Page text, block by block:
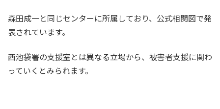
森田成一と同じセンターに所属しており、公式相関図で発
表されています。
西池袋署の支援室とは異なる立場から、被害者支援に関わ
っていくとみられます。